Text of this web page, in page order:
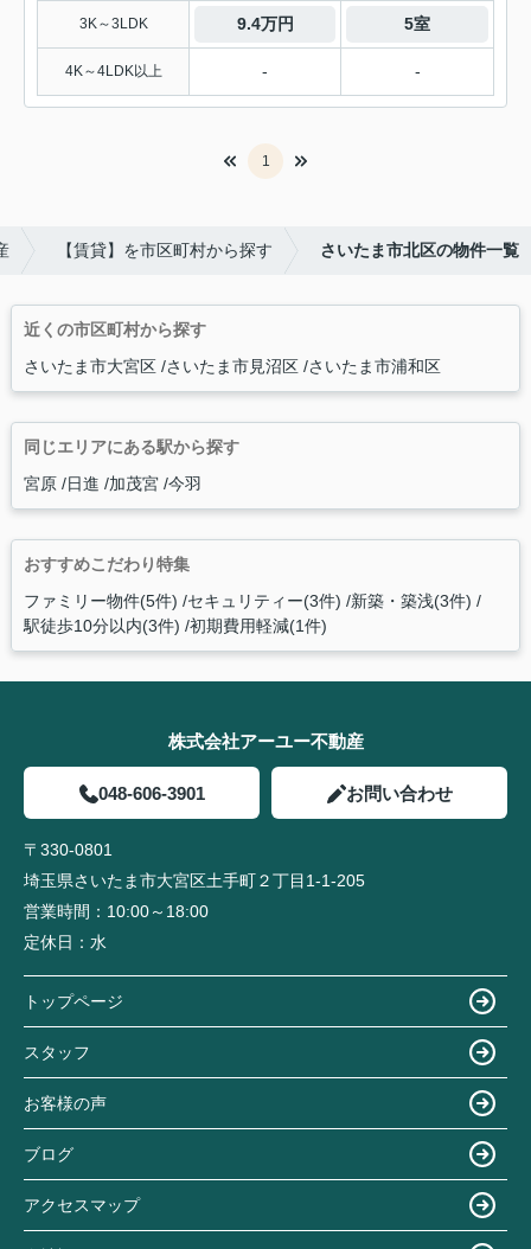
3K～3LDK 9.4万円 5室
4K～4LDK以上 - -
1
【賃貸】を市区町村から探す さいたま市北区の物件一覧
近くの市区町村から探す
さいたま市大宮区 さいたま市見沼区 さいたま市浦和区
同じエリアにある駅から探す
宮原 日進 加茂宮 今羽
おすすめこだわり特集
ファミリー物件(5件) セキュリティー(3件) 新築・築浅(3件)
駅徒歩10分以内(3件) 初期費用軽減(1件)
株式会社アーユー不動産
048-606-3901 お問い合わせ
〒330-0801
埼玉県さいたま市大宮区土手町２丁目1-1-205
営業時間： 10:00～18:00
定休日： 水
トップページ
スタッフ
お客様の声
ブログ
アクセスマップ